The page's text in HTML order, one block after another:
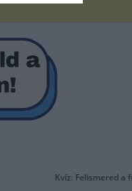
Kvíz: Felismered a